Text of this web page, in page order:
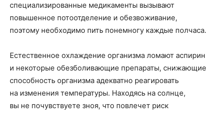
специализированные медикаменты вызывают
повышенное потоотделение и обезвоживание,
поэтому необходимо пить понемногу каждые полчаса.
Естественное охлаждение организма ломают аспирин
и некоторые обезболивающие препараты, снижающие
способность организма адекватно реагировать
на изменения температуры. Находясь на солнце,
вы не почувствуете зноя, что повлечет риск